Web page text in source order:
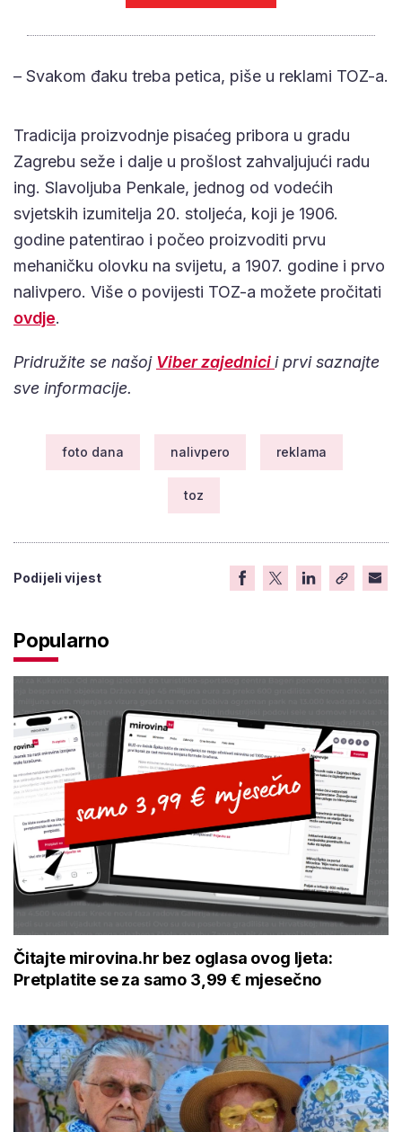
– Svakom đaku treba petica, piše u reklami TOZ-a.
Tradicija proizvodnje pisaćeg pribora u gradu
Zagrebu seže i dalje u prošlost zahvaljujući radu
ing. Slavoljuba Penkale, jednog od vodećih
svjetskih izumitelja 20. stoljeća, koji je 1906.
godine patentirao i počeo proizvoditi prvu
mehaničku olovku na svijetu, a 1907. godine i prvo
nalivpero. Više o povijesti TOZ-a možete pročitati
ovdje.
Pridružite se našoj Viber zajednicii prvi saznajte
sve informacije.
foto dana nalivpero reklama
toz
Podijeli vijest
Popularno
Čitajte mirovina.hr bez oglasa ovog ljeta:
Pretplatite se za samo 3,99 € mjesečno